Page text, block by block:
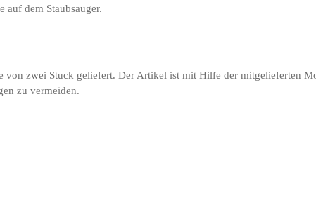
auf dem Staubsauger.
zwei Stuck geliefert. Der Artikel ist mit Hilfe der mitgelieferten
zu vermeiden.